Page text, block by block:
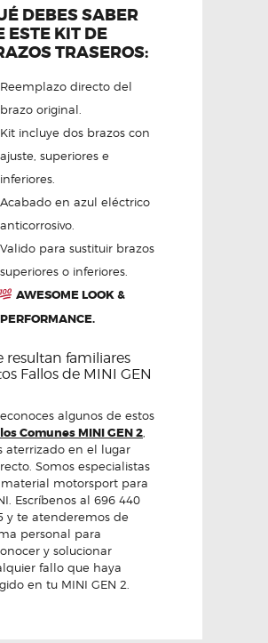
DEBES SABER
ESTE KIT DE
TRASEROS:
Reemplazo directo del
brazo original.
Kit incluye dos brazos con
ajuste, superiores e
inferiores.
Acabado en azul eléctrico
anticorrosivo.
Valido para sustituir brazos
superiores o inferiores.
AWESOME LOOK &
PERFORMANCE.
resultan familiares
Fallos de MINI GEN
algunos de estos
Comunes MINI GEN 2
aterrizado en el lugar
Somos especialistas
motorsport para
Escríbenos al 696 440
y te atenderemos de
personal para
y solucionar
fallo que haya
en tu MINI GEN 2.